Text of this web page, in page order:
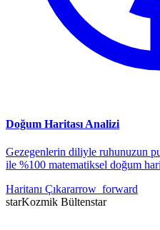
Doğum Haritası Analizi
Gezegenlerin diliyle ruhunuzun
ile %100 matematiksel doğum
Haritanı Çıkararrow_forward
starKozmik Bültenstar